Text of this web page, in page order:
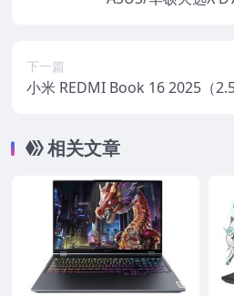
下一篇
小米 REDMI Book 16 2025（
相关文章